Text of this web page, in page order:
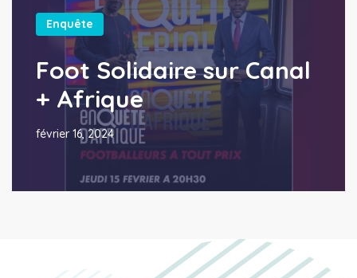
Enquête
Foot Solidaire sur Canal
+ Afrique
février 16, 2024